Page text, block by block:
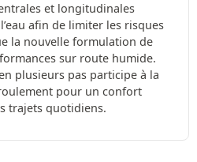
et longitudinales
afin de limiter les risques
la nouvelle formulation de
sur route humide.
plusieurs pas participe à la
pour un confort
trajets quotidiens.